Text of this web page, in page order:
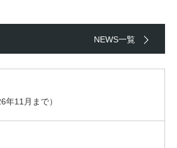
NEWS一覧
年11月まで）